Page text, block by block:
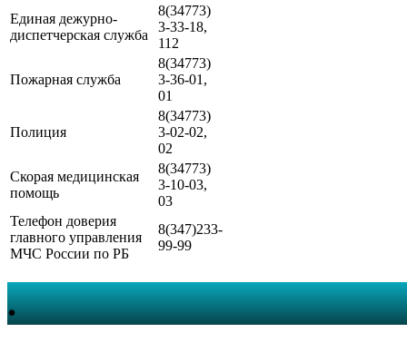
Единая дежурно-
диспетчерская служба
8(34773)
3-33-18,
112
Пожарная служба
8(34773)
3-36-01,
01
Полиция
8(34773)
3-02-02,
02
Скорая медицинская
помощь
8(34773)
3-10-03,
03
Телефон доверия
главного управления
МЧС России по РБ
8(347)233-
99-99
.